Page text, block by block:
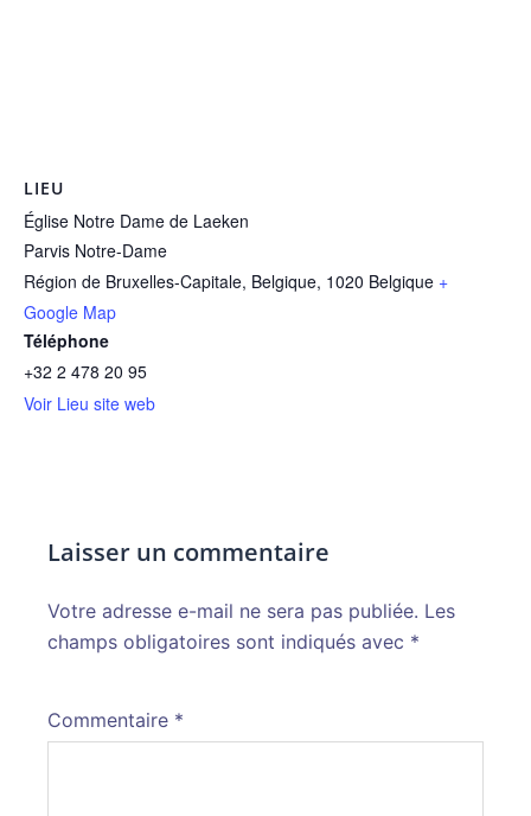
LIEU
Église Notre Dame de Laeken
Parvis Notre-Dame
Région de Bruxelles-Capitale, Belgique, 1020 Belgique +
Google Map
Téléphone
+32 2 478 20 95
Voir Lieu site web
Laisser un commentaire
Votre adresse e-mail ne sera pas publiée. Les
champs obligatoires sont indiqués avec *
Commentaire *
Alternative: